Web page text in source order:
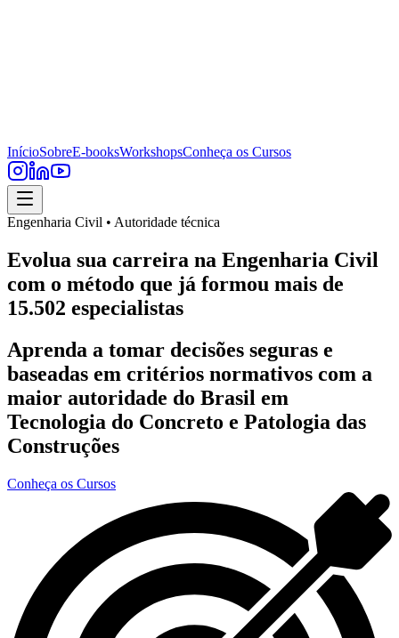
InícioSobreE-booksWorkshopsConheça os Cursos
Engenharia Civil • Autoridade técnica
Evolua sua carreira na Engenharia Civil
com o método que já formou mais de
15.502 especialistas
Aprenda a tomar decisões seguras e
baseadas em critérios normativos com a
maior autoridade do Brasil em
Tecnologia do Concreto e Patologia das
Construções
Conheça os Cursos